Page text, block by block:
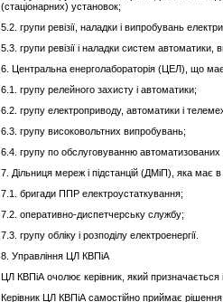
(стаціонарних) установок;
5.2. групи ревізії, наладки і випробувань
5.3. групи ревізії і наладки систем автоматики,
6. Центральна енерголабораторія (ЦЕЛ), що
6.1. групу релейного захисту і автоматики;
6.2. групу електроприводу, автоматики і
6.3. групу високовольтних випробувань;
6.4. групу по обслуговуванню
7. Дільниця мереж і підстанцій (ДМіП), яка має
7.1. бригади ППР електроустаткування;
7.2. оперативно-диспетчерську службу;
7.3. групу обліку і розподілу електроенергії.
8. Управління ЦЛ КВПіА
ЦЛ КВПіА очолює керівник, який призначається
Керівник ЦЛ КВПіА самостійно приймає рішення